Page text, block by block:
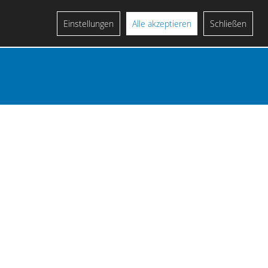
Einstellungen Alle akzeptieren Schließen